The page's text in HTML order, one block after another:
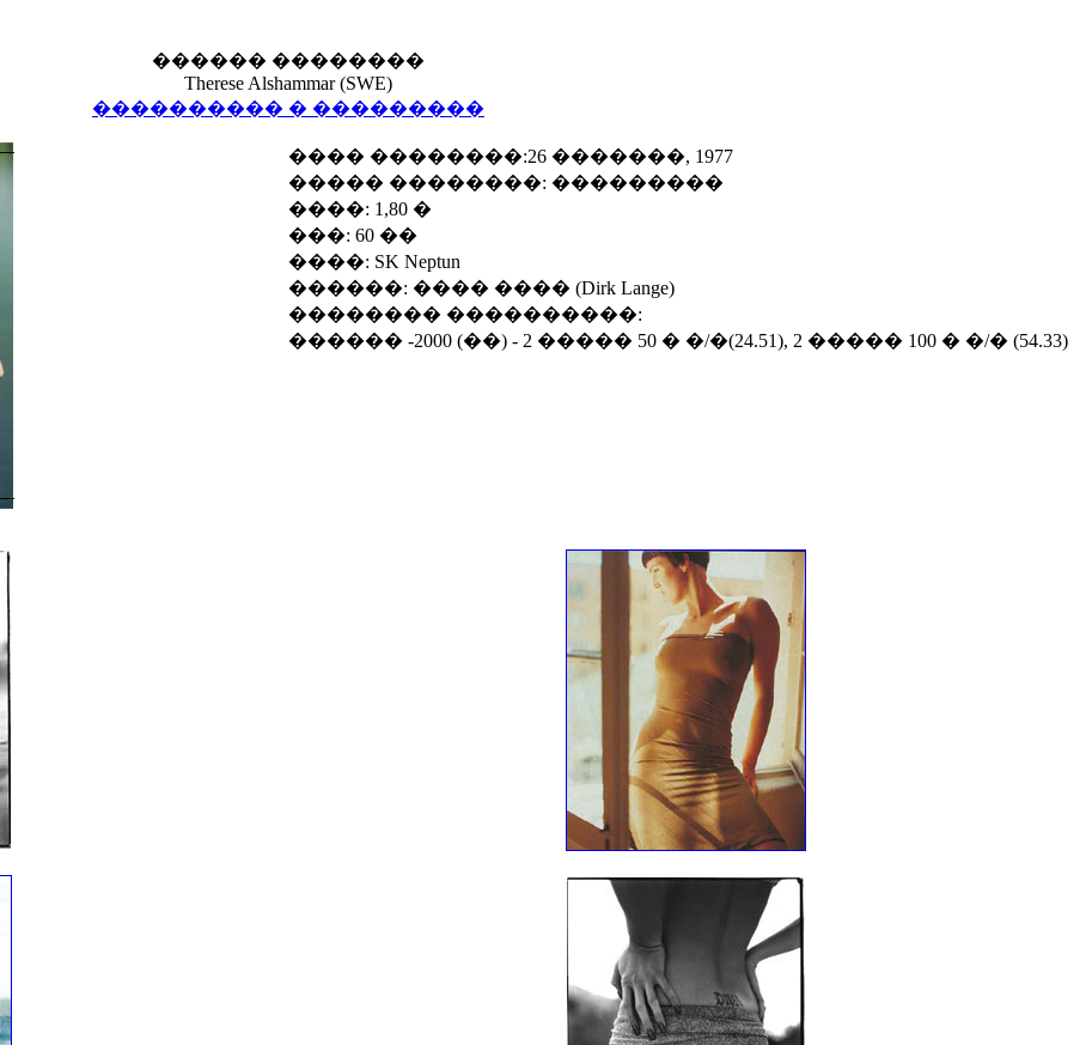
������ ��������
Therese Alshammar (SWE)
���������� � ���������
���� ��������:26 �������, 1977
����� ��������: ���������
����: 1,80 �
���: 60 ��
����: SK Neptun
������: ���� ���� (Dirk Lange)
�������� ����������:
������ -2000 (��) - 2 ����� 50 � �/�(24.51), 2 ����� 100 � �/� (54.33)